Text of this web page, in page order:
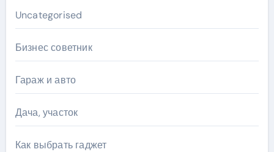
Uncategorised
Бизнес советник
Гараж и авто
Дача, участок
Как выбрать гаджет